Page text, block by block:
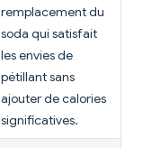
remplacement du
soda qui satisfait
les envies de
pétillant sans
ajouter de calories
significatives.